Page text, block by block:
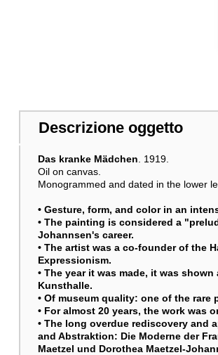
Descrizione oggetto
Das kranke Mädchen . 1919.
Oil on canvas.
Monogrammed and dated in the lower
• Gesture, form, and color in an
• The painting is considered a
Johannsen's career.
• The artist was a co-founder of the
Expressionism.
• The year it was made, it was
Kunsthalle.
• Of museum quality: one of the
• For almost 20 years, the work was
• The long overdue rediscovery and
and Abstraktion: Die Moderne der
Maetzel und Dorothea Maetzel-